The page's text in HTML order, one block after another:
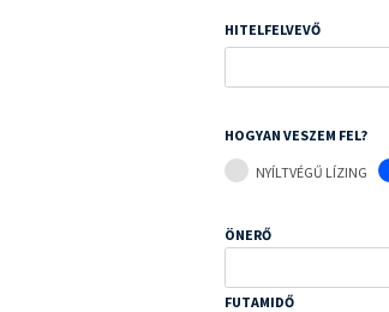
HITELFELVEVŐ
HOGYAN VESZEM FEL?
NYÍLTVÉGŰ LÍZING
ÖNERŐ
FUTAMIDŐ